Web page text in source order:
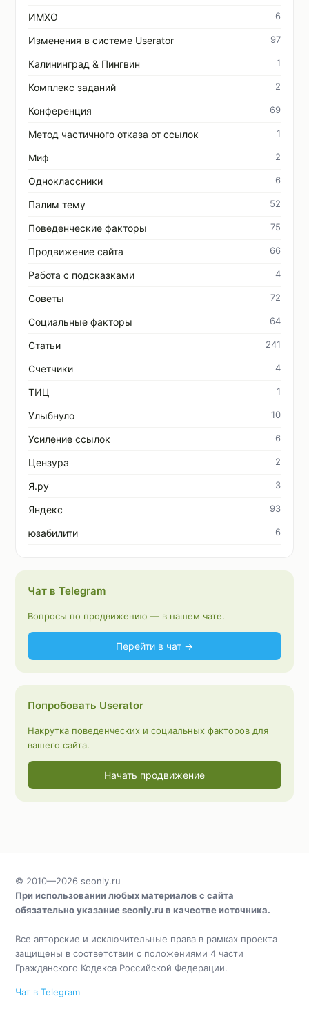
ИМХО 6
Изменения в системе Userator 97
Калининград & Пингвин 1
Комплекс заданий 2
Конференция 69
Метод частичного отказа от ссылок 1
Миф 2
Одноклассники 6
Палим тему 52
Поведенческие факторы 75
Продвижение сайта 66
Работа с подсказками 4
Советы 72
Социальные факторы 64
Статьи 241
Счетчики 4
ТИЦ 1
Улыбнуло 10
Усиление ссылок 6
Цензура 2
Я.ру 3
Яндекс 93
юзабилити 6
Чат в Telegram
Вопросы по продвижению — в нашем чате.
Перейти в чат →
Попробовать Userator
Накрутка поведенческих и социальных факторов для
вашего сайта.
Начать продвижение
© 2010—2026 seonly.ru
При использовании любых материалов с сайта
обязательно указаниеseonly.ruв качестве источника.
Все авторские и исключительные права в рамках проекта
защищены в соответствии с положениями 4 части
Гражданского Кодекса Российской Федерации.
Чат в Telegram